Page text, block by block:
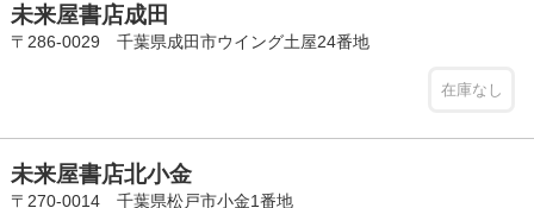
未来屋書店成田
〒286-0029 千葉県成田市ウイング土屋24番地
在庫なし
未来屋書店北小金
〒270-0014 千葉県松戸市小金1番地